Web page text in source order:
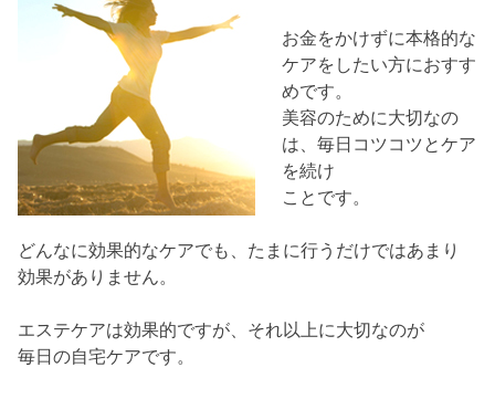
お金をかけずに本格的な
ケアをしたい方におすす
めです。
美容のために大切なの
は、毎日コツコツとケア
を続け
ことです。
どんなに効果的なケアでも、たまに行うだけではあまり
効果がありません。
エステケアは効果的ですが、それ以上に大切なのが
毎日の自宅ケアです。